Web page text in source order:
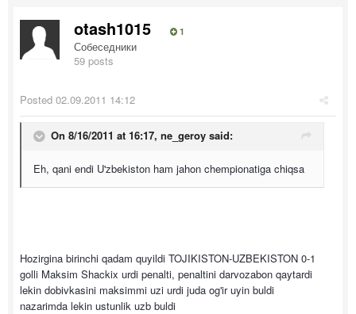
otash1015 1
Собеседники
59 posts
Posted 02.09.2011 14:12
On 8/16/2011 at 16:17, ne_geroy said:
Eh, qani endi U'zbekiston ham jahon chempionatiga chiqsa
Hozirgina birinchi qadam quyildi TOJIKISTON-UZBEKISTON 0-1
golli Maksim Shackix urdi penalti, penaltini darvozabon qaytardi
lekin dobivkasini maksimmi uzi urdi juda og'ir uyin buldi
nazarimda lekin ustunlik uzb buldi